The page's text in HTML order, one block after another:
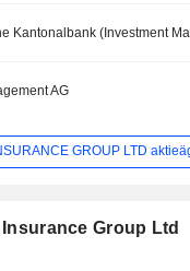
Kantonalbank (Investment
AG
GROUP LTD
Group Ltd